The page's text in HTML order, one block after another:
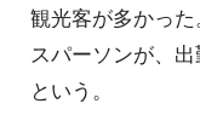
観光客が多かっ
スパーソンが、
という。